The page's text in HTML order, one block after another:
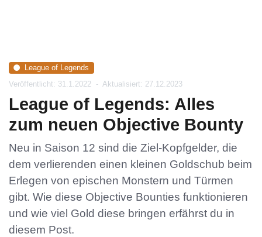
League of Legends
Veröffentlicht: 31.1.2022 - Aktualisiert: 27.12.2023
League of Legends: Alles
zum neuen Objective Bounty
Neu in Saison 12 sind die Ziel-Kopfgelder, die
dem verlierenden einen kleinen Goldschub beim
Erlegen von epischen Monstern und Türmen
gibt. Wie diese Objective Bounties funktionieren
und wie viel Gold diese bringen erfährst du in
diesem Post.